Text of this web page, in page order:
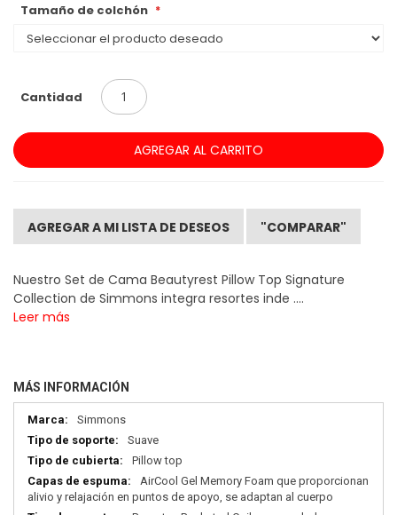
Tamaño de colchón
Cantidad
AGREGAR AL CARRITO
AGREGAR A MI LISTA DE DESEOS "COMPARAR"
Nuestro Set de Cama Beautyrest Pillow Top Signature
Collection de Simmons integra resortes inde ....
Leer más
MÁS INFORMACIÓN
Más
información
Simmons
Suave
Pillow top
AirCool Gel Memory Foam que proporcionan
alivio y relajación en puntos de apoyo, se adaptan al cuerpo